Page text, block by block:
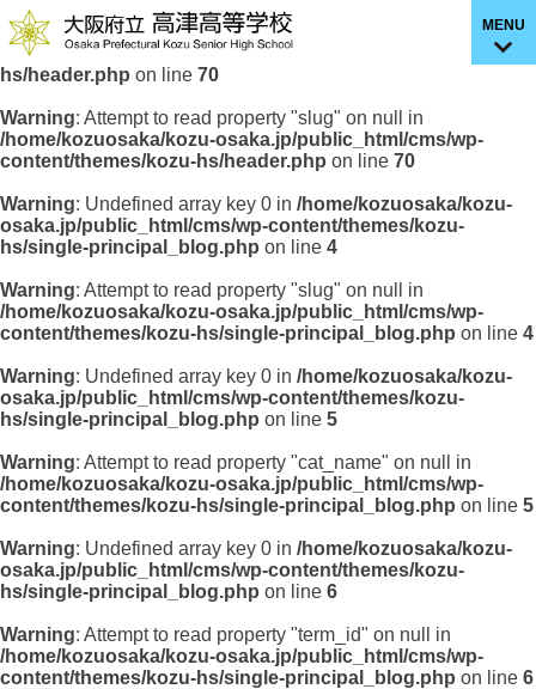
Warning: Undefined array key 0 in
/home/kozuosaka/kozu-
osaka.jp/public_html/cms/wp-content/themes/kozu-
hs/header.php on line 70
Warning: Attempt to read property "slug" on null in
/home/kozuosaka/kozu-osaka.jp/public_html/cms/wp-
content/themes/kozu-hs/header.php on line 70
MENU
Warning: Undefined array key 0 in /home/kozuosaka/kozu-
osaka.jp/public_html/cms/wp-content/themes/kozu-
hs/single-principal_blog.php on line 4
Warning: Attempt to read property "slug" on null in
/home/kozuosaka/kozu-osaka.jp/public_html/cms/wp-
content/themes/kozu-hs/single-principal_blog.php on line 4
Warning: Undefined array key 0 in /home/kozuosaka/kozu-
osaka.jp/public_html/cms/wp-content/themes/kozu-
hs/single-principal_blog.php on line 5
Warning: Attempt to read property "cat_name" on null in
/home/kozuosaka/kozu-osaka.jp/public_html/cms/wp-
content/themes/kozu-hs/single-principal_blog.php on line 5
Warning: Undefined array key 0 in /home/kozuosaka/kozu-
osaka.jp/public_html/cms/wp-content/themes/kozu-
hs/single-principal_blog.php on line 6
Warning: Attempt to read property "term_id" on null in
/home/kozuosaka/kozu-osaka.jp/public_html/cms/wp-
content/themes/kozu-hs/single-principal_blog.php on line 6